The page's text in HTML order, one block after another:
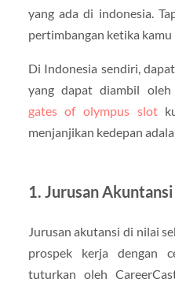
yang ada di indonesia.
pertimbangan ketika kamu
Di Indonesia sendiri,
yang dapat diambil oleh
gates of olympus slot
menjanjikan kedepan
1. Jurusan Akuntansi
Jurusan akutansi di nilai
prospek kerja dengan
tuturkan oleh